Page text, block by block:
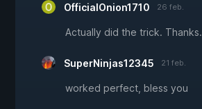
OfficialOnion1710 26 feb.
Actually did the trick. Thanks.
SuperNinjas12345 21 feb.
worked perfect, bless you